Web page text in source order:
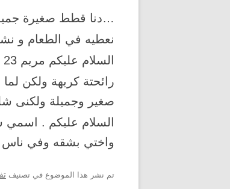
نعطيه في الطعام و
السلام عليكم مريم 23 سنة متزوجة
رائحتة كريهة ولكن
صغير وجميلة ولكنى
السلام عليكم . اسمي شهد
واختي بشقه وفي ناس
تم نشر هذا الموضوع في تصنيف